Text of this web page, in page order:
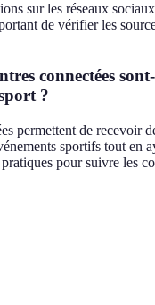
sur les réseaux
de vérifier les
connectées
?
permettent de recevoir
sportifs tout en
pour suivre les